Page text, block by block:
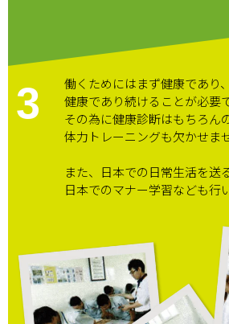
3
働くためにはまず健康であり、
健康であり続けることが必要
その為に健康診断はもちろんの
体力トレーニングも欠かせま
また、日本での日常生活を送
日本でのマナー学習なども行